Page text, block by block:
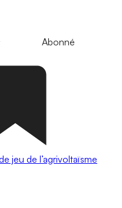
Abonné
jeu de l’agrivoltaïsme